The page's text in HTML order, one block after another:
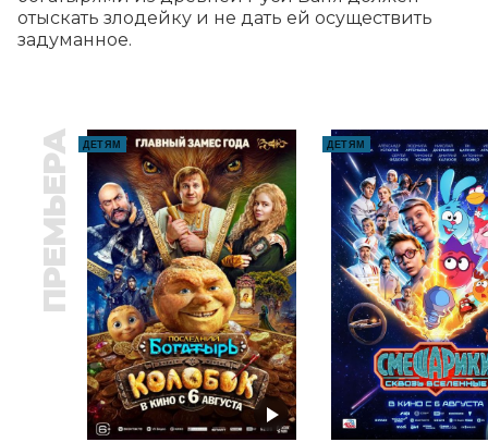
отыскать злодейку и не дать ей осуществить
задуманное.
ПРЕМЬЕРА ДЕТЯМ ДЕТЯМ